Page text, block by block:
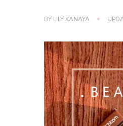
BY LILY KANAYA